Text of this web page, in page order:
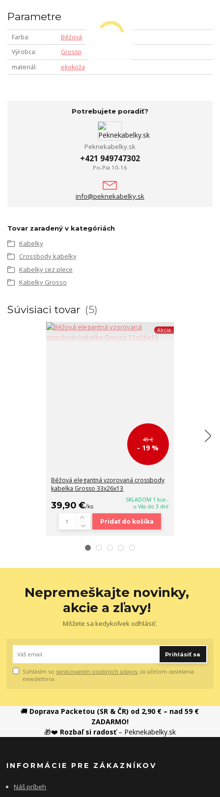
Parametre
Farba
Béžová
Výrobca
Grosso
materiál
ekokoža
Potrebujete poradiť?
Peknekabelky.sk
+421 949747302
Po-Pia 10-16
info@peknekabelky.sk
Tovar zaradený v kategóriách
Kabelky
Crossbody kabelky
Kabelky cez plece
Kabelky Grosso
Súvisiaci tovar 5
Akcia
49 €
- 19 %
Béžová elegantná vzorovaná crossbody
kabelka Grosso 33x26x13
39,90 €/ks
SKLADOM 1 kus -
u Vás do 3 dní
Pridať do košíka
Nepremeškajte novinky,
akcie a zľavy!
Môžete sa kedykoľvek odhlásiť.
Prihlásiť sa
Súhlasím so spracovaním osobných údajov za účelom zasielania
newslettera.
🚚 Doprava Packetou (SR & ČR) od 2,90 € – nad 59 €
ZADARMO!
🎁❤️ Rozbaľ si radosť– Peknekabelky.sk
INFORMÁCIE PRE ZÁKAZNÍKOV
Náš príbeh